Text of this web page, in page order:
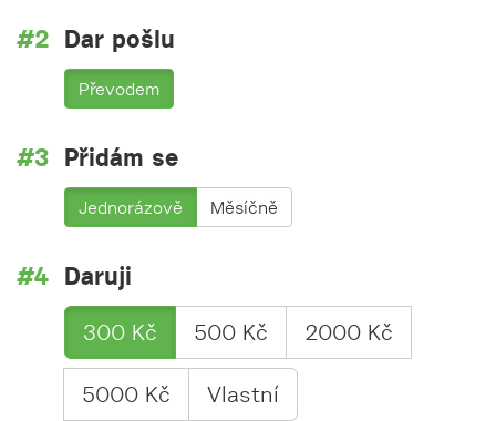
Dar pošlu
Převodem
Přidám se
Jednorázově Měsíčně
Daruji
300 Kč 500 Kč 2000 Kč
5000 Kč Vlastní